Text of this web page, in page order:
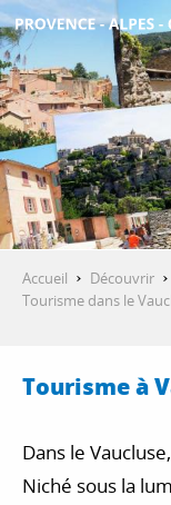
Aller
au
contenu
principal
QUE
Accueil Découvrir
Tourisme dans le
Tourisme à
Dans le
Niché sous la